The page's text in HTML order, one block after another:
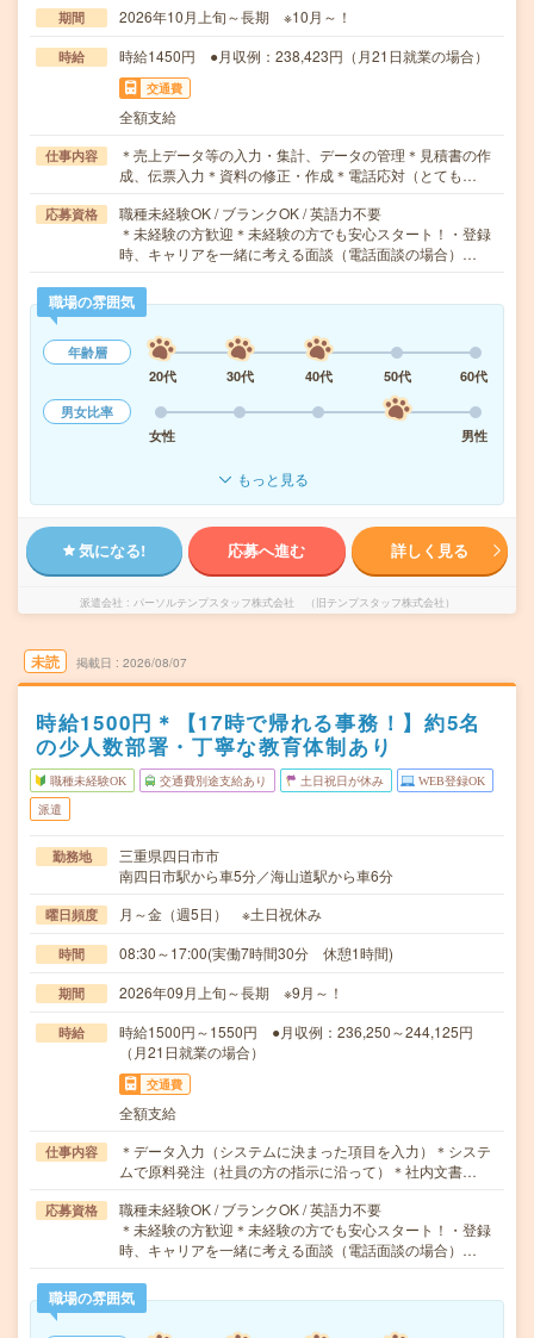
期間 2026年10月上旬～長期 ※10月～！
時給 時給1450円 ●月収例：238,423円（月21日就業の場合）
交通費
全額支給
仕事内容
＊売上データ等の入力・集計、データの管理＊見積書の作
成、伝票入力＊資料の修正・作成＊電話応対（とても…
応募資格
職種未経験OK / ブランクOK / 英語力不要
＊未経験の方歓迎＊未経験の方でも安心スタート！・登録
時、キャリアを一緒に考える面談（電話面談の場合）…
職場の雰囲気
年齢層
20代
30代 40代 50代
60代
男女比率
女性
男性
もっと見る
気になる! 応募へ進む 詳しく見る
派遣会社 パーソルテンプスタッフ株式会社 （旧テンプスタッフ株式会社）
未読 掲載日 2026/08/07
時給1500円＊【17時で帰れる事務！】約5名
の少人数部署・丁寧な教育体制あり
職種未経験OK 交通費別途支給あり 土日祝日が休み WEB登録OK
派遣
勤務地
三重県四日市市
南四日市駅から車5分／海山道駅から車6分
曜日頻度 月～金（週5日） ※土日祝休み
時間 08:30～17:00(実働7時間30分 休憩1時間)
期間 2026年09月上旬～長期 ※9月～！
時給
時給1500円～1550円 ●月収例：236,250～244,125円
（月21日就業の場合）
交通費
全額支給
仕事内容
＊データ入力（システムに決まった項目を入力）＊システ
ムで原料発注（社員の方の指示に沿って）＊社内文書…
応募資格
職種未経験OK / ブランクOK / 英語力不要
＊未経験の方歓迎＊未経験の方でも安心スタート！・登録
時、キャリアを一緒に考える面談（電話面談の場合）…
職場の雰囲気